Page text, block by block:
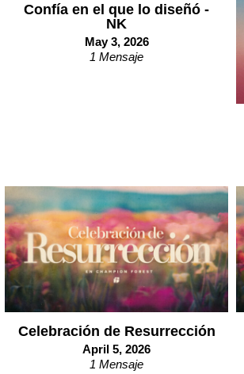
Confía en el que lo diseñó -
NK
May 3, 2026
1 Mensaje
Celebración de Resurrección
April 5, 2026
1 Mensaje